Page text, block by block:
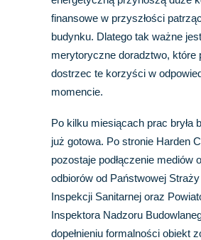
finansowe w przyszłości
budynku. Dlatego tak ważne jest
merytoryczne doradztwo, które
dostrzec te korzyści w
momencie.
Po kilku miesiącach prac bryła
już gotowa. Po stronie Harden
pozostaje podłączenie mediów
odbiorów od Państwowej
Inspekcji Sanitarnej oraz
Inspektora Nadzoru
dopełnieniu formalności obiekt